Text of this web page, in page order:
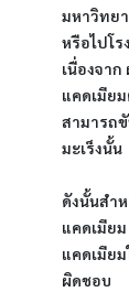
มหาวิทย
หรือไปโ
เนื่องจา
แคดเมีย
สามารถ
มะเร็งนั้น
ดังนั้นสำ
แคดเมีย
แคดเมีย
ผิดชอบ